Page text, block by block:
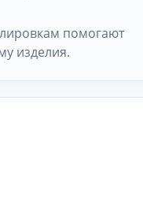
помогают
изделия.